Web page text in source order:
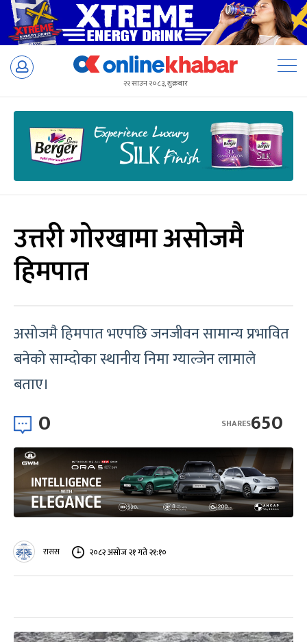
Skip
२२ साउन २०८३, शुक्रबार
उत्तरी गोरखामा असोजमै
हिमपात
असोजमै हिमपात भएपछि जनजीवन सामान्य प्रभावित
बनेको साम्दोका स्थानीय निमा ग्याल्जेन लामाले
बताए।
0 650
SHARES
रासस २०८२ असोज २१ गते २१:१०